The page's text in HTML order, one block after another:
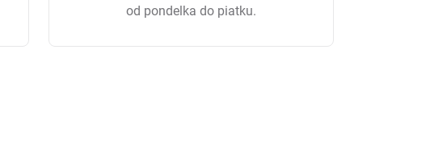
od pondelka do piatku.